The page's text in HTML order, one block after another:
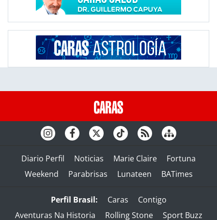
Diario Perfil Noticias Marie Claire
Fortuna
Weekend
Parabrisas Lunateen BATimes
Perfil Brasil: Caras
Contigo
Aventuras Na Historia
Rolling Stone Sport Buzz